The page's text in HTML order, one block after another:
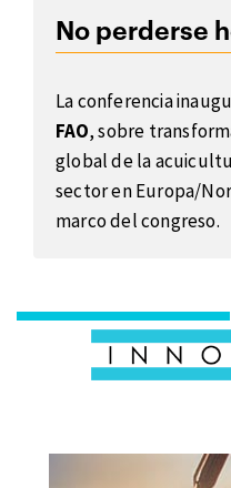
No perderse
La conferencia
FAO, sobre
global de la
sector en Europa/
marco del congreso.